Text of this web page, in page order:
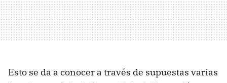
Esto se da a conocer a través de supuestas varias